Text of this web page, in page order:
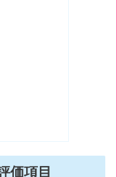
価項目